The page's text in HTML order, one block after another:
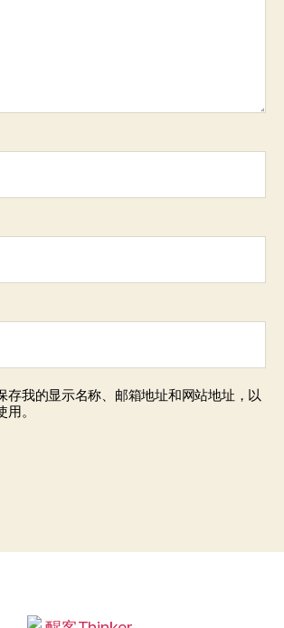
存我的显示名称、邮箱地址和网站地址，以
。